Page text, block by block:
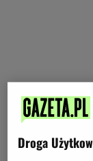
Droga